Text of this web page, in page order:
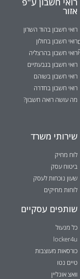
אזור
רואי חשבון בהוד השרון
רואי חשבון בחולון
רואי חשבון בהרצליה
רואי חשבון בגבעתיים
רואי חשבון בשוהם
רואי חשבון בחדרה
מה עושה רואה חשבון?
שירותי משרד
לוח מחיק
ביטוח עסק
שעון נוכחות לעסק
לוחות מחיקים
שותפים עסקיים
כל מנעול
locker4u
כורסאות מעוצבות
טיים נטו
וואצ אונליין